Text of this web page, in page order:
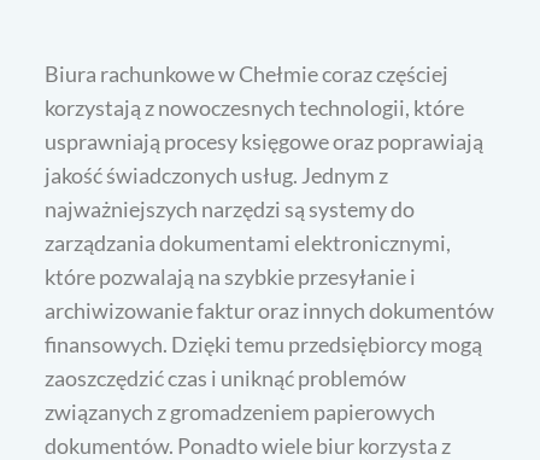
Biura rachunkowe w Chełmie coraz częściej
korzystają z nowoczesnych technologii, które
usprawniają procesy księgowe oraz poprawiają
jakość świadczonych usług. Jednym z
najważniejszych narzędzi są systemy do
zarządzania dokumentami elektronicznymi,
które pozwalają na szybkie przesyłanie i
archiwizowanie faktur oraz innych dokumentów
finansowych. Dzięki temu przedsiębiorcy mogą
zaoszczędzić czas i uniknąć problemów
związanych z gromadzeniem papierowych
dokumentów. Ponadto wiele biur korzysta z